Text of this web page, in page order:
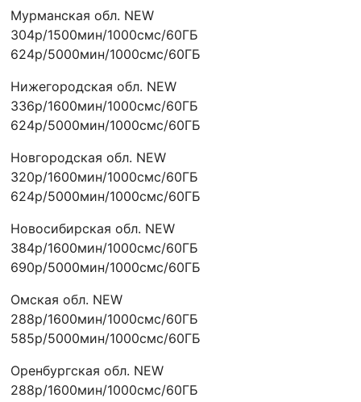
Мурманская обл. NEW
304р/1500мин/1000смс/60ГБ
624р/5000мин/1000смс/60ГБ
Нижегородская обл. NEW
336р/1600мин/1000смс/60ГБ
624р/5000мин/1000смс/60ГБ
Новгородская обл. NEW
320р/1600мин/1000смс/60ГБ
624р/5000мин/1000смс/60ГБ
Новосибирская обл. NEW
384р/1600мин/1000смс/60ГБ
690р/5000мин/1000смс/60ГБ
Омская обл. NEW
288р/1600мин/1000смс/60ГБ
585р/5000мин/1000смс/60ГБ
Оренбургская обл. NEW
288р/1600мин/1000смс/60ГБ